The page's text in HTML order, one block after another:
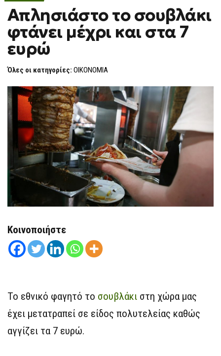
Απλησιάστο το σουβλάκι
φτάνει μέχρι και στα 7
ευρώ
Όλες οι κατηγορίες: ΟΙΚΟΝΟΜΙΑ
Κοινοποιήστε
Το εθνικό φαγητό το σουβλάκι στη χώρα μας
έχει μετατραπεί σε είδος πολυτελείας καθώς
αγγίζει τα 7 ευρώ.